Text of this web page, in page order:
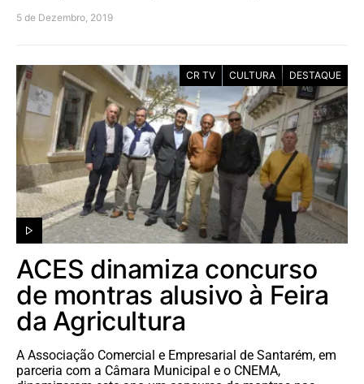
5 de Dezembro, 2019
CR TV CULTURA DESTAQUE
ACES dinamiza concurso
de montras alusivo à Feira
da Agricultura
A Associação Comercial e Empresarial de Santarém, em
parceria com a Câmara Municipal e o CNEMA,